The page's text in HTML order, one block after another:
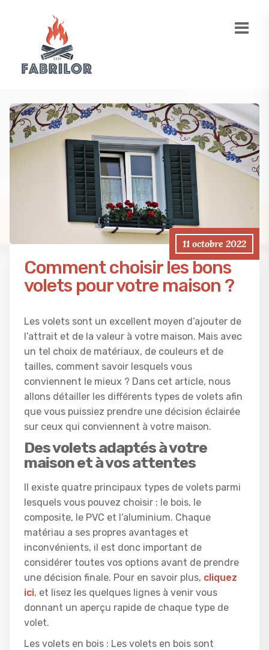
11 octobre 2022
Comment choisir les bons
volets pour votre maison ?
Les volets sont un excellent moyen d’ajouter de
l’attrait et de la valeur à votre maison. Mais avec
un tel choix de matériaux, de couleurs et de
tailles, comment savoir lesquels vous
conviennent le mieux ? Dans cet article, nous
allons détailler les différents types de volets afin
que vous puissiez prendre une décision éclairée
sur ceux qui conviennent à votre maison.
Des volets adaptés à votre
maison et à vos attentes
Il existe quatre principaux types de volets parmi
lesquels vous pouvez choisir : le bois, le
composite, le PVC et l’aluminium. Chaque
matériau a ses propres avantages et
inconvénients, il est donc important de
considérer toutes vos options avant de prendre
une décision finale. Pour en savoir plus, cliquez
ici, et lisez les quelques lignes à venir vous
donnant un aperçu rapide de chaque type de
volet.
Les volets en bois : Les volets en bois sont